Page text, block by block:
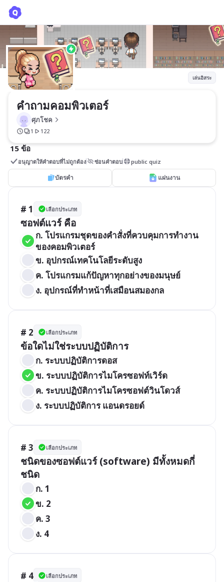
เล่นอิสระ
คำถามคอมพิวเตอร์
ศุภโชค
1 122
15 ข้อ
อนุญาตให้คำตอบที่ไม่ถูกต้อง ซ่อนคำตอบ public quiz
บัตรคำ แผ่นงาน
# 1 เลือกประเภท
ซอฟต์แวร์ คือ
ก. โปรแกรมชุดของคำสั่งที่ควบคุมการทำงาน
ของคอมพิวเตอร์
ข. อุปกรณ์เทคโนโลยีระดับสูง
ค. โปรแกรมแก้ปัญหาทุกอย่างของมนุษย์
ง. อุปกรณ์ที่ทำหน้าที่เสมือนสมองกล
# 2 เลือกประเภท
ข้อใดไม่ใช่ระบบปฏิบัติการ
ก. ระบบปฏิบัติการดอส
ข. ระบบปฏิบัติการไมโครซอฟท์เวิร์ด
ค. ระบบปฏิบัติการไมโครซอฟต์วินโดวส์
ง. ระบบปฏิบัติการ แอนดรอยด์
# 3 เลือกประเภท
ชนิดของซอฟต์แวร์ (software) มีทั้งหมดกี่
ชนิด
ก. 1
ข. 2
ค. 3
ง. 4
# 4 เลือกประเภท